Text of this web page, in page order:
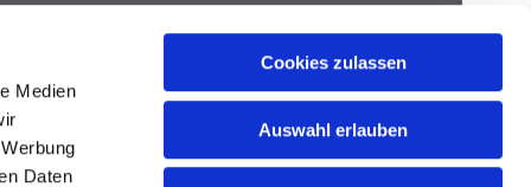
Medien
Daten
Cookies zulassen
Auswahl erlauben